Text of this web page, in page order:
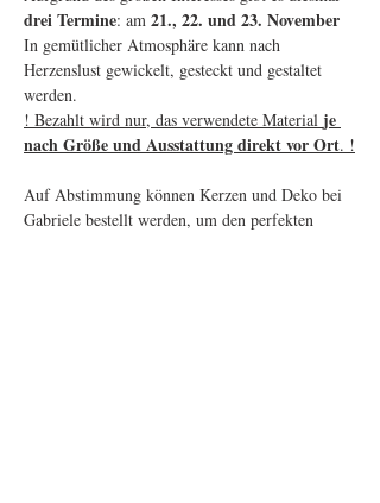
drei Termine: am 21., 22. und 23. November
In gemütlicher Atmosphäre kann nach
Herzenslust gewickelt, gesteckt und gestaltet
werden.
! Bezahlt wird nur, das verwendete Material je
nach Größe und Ausstattung direkt vor Ort. !
Auf Abstimmung können Kerzen und Deko bei
Gabriele bestellt werden, um den perfekten